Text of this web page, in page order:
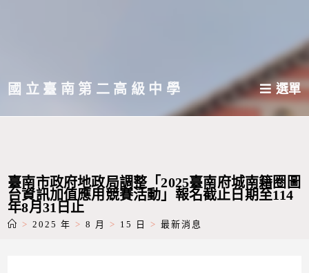
主國立臺南第二高級中學 選單
臺南市政府地政局調整「2025臺南府城南籍圈圖
台資訊加值應用競賽活動」報名截止日期至114
年8月31日止
> 2025 年 > 8 月 > 15 日 > 最新消息